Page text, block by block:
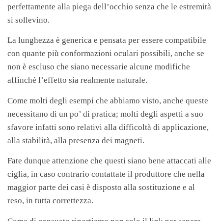
perfettamente alla piega dell’occhio senza che le estremità
si sollevino.
La lunghezza è generica e pensata per essere compatibile
con quante più conformazioni oculari possibili, anche se
non è escluso che siano necessarie alcune modifiche
affinché l’effetto sia realmente naturale.
Come molti degli esempi che abbiamo visto, anche queste
necessitano di un po’ di pratica; molti degli aspetti a suo
sfavore infatti sono relativi alla difficoltà di applicazione,
alla stabilità, alla presenza dei magneti.
Fate dunque attenzione che questi siano bene attaccati alle
ciglia, in caso contrario contattate il produttore che nella
maggior parte dei casi è disposto alla sostituzione e al
reso, in tutta correttezza.